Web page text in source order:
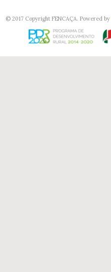
© 2017 Copyright FENCAÇA. Powered by